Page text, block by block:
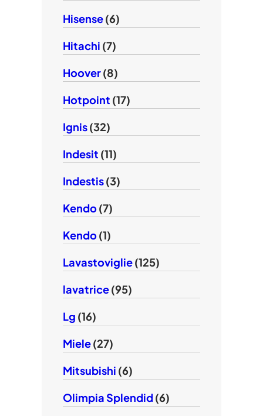
Hisense(6)
Hitachi (7)
Hoover(8)
Hotpoint (17)
Ignis(32)
Indesit (11)
Indestis(3)
Kendo(7)
Kendo(1)
Lavastoviglie(125)
lavatrice(95)
Lg (16)
Miele(27)
Mitsubishi (6)
Olimpia Splendid(6)